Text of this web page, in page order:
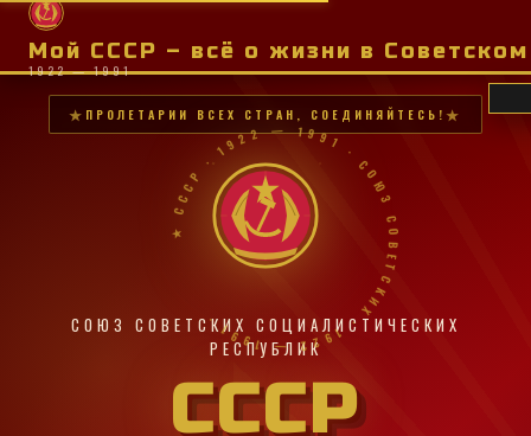
Мой СССР – всё о жизни в
1922 — 1991
ПРОЛЕТАРИИ ВСЕХ СТРАН, СОЕДИНЯЙТЕСЬ!
★ СССР · 1922 — 1991 · СОЮЗ СОВЕТСКИХ · 1922 — 1991 ·
СОЮЗ СОВЕТСКИХ СОЦИАЛИСТИЧЕСКИХ
РЕСПУБЛИК
СССР